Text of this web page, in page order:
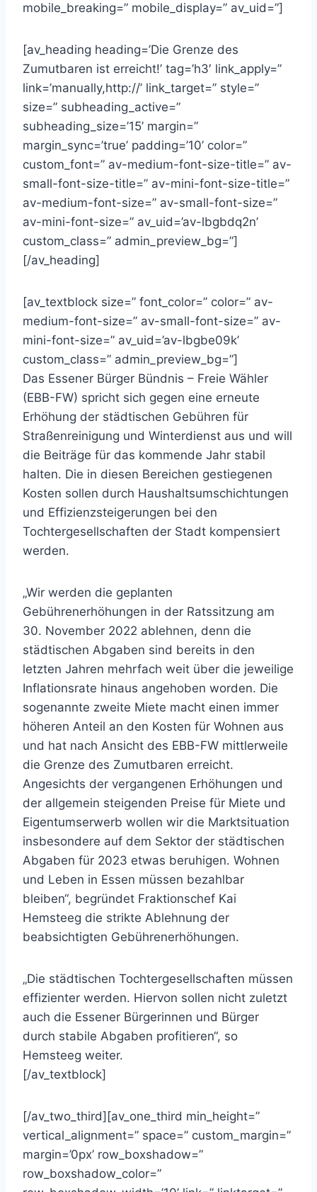
mobile_breaking=” mobile_display=” av_uid=”]
[av_heading heading=’Die Grenze des
Zumutbaren ist erreicht!’ tag=’h3′ link_apply=”
link=’manually,http://’ link_target=” style=”
size=” subheading_active=”
subheading_size=’15’ margin=”
margin_sync=’true’ padding=’10’ color=”
custom_font=” av-medium-font-size-title=” av-
small-font-size-title=” av-mini-font-size-title=”
av-medium-font-size=” av-small-font-size=”
av-mini-font-size=” av_uid=’av-lbgbdq2n’
custom_class=” admin_preview_bg=”]
[/av_heading]
[av_textblock size=” font_color=” color=” av-
medium-font-size=” av-small-font-size=” av-
mini-font-size=” av_uid=’av-lbgbe09k’
custom_class=” admin_preview_bg=”]
Das Essener Bürger Bündnis – Freie Wähler
(EBB-FW) spricht sich gegen eine erneute
Erhöhung der städtischen Gebühren für
Straßenreinigung und Winterdienst aus und will
die Beiträge für das kommende Jahr stabil
halten. Die in diesen Bereichen gestiegenen
Kosten sollen durch Haushaltsumschichtungen
und Effizienzsteigerungen bei den
Tochtergesellschaften der Stadt kompensiert
werden.
„Wir werden die geplanten
Gebührenerhöhungen in der Ratssitzung am
30. November 2022 ablehnen, denn die
städtischen Abgaben sind bereits in den
letzten Jahren mehrfach weit über die jeweilige
Inflationsrate hinaus angehoben worden. Die
sogenannte zweite Miete macht einen immer
höheren Anteil an den Kosten für Wohnen aus
und hat nach Ansicht des EBB-FW mittlerweile
die Grenze des Zumutbaren erreicht.
Angesichts der vergangenen Erhöhungen und
der allgemein steigenden Preise für Miete und
Eigentumserwerb wollen wir die Marktsituation
insbesondere auf dem Sektor der städtischen
Abgaben für 2023 etwas beruhigen. Wohnen
und Leben in Essen müssen bezahlbar
bleiben“, begründet Fraktionschef Kai
Hemsteeg die strikte Ablehnung der
beabsichtigten Gebührenerhöhungen.
„Die städtischen Tochtergesellschaften müssen
effizienter werden. Hiervon sollen nicht zuletzt
auch die Essener Bürgerinnen und Bürger
durch stabile Abgaben profitieren“, so
Hemsteeg weiter.
[/av_textblock]
[/av_two_third][av_one_third min_height=”
vertical_alignment=” space=” custom_margin=”
margin=’0px’ row_boxshadow=”
row_boxshadow_color=”